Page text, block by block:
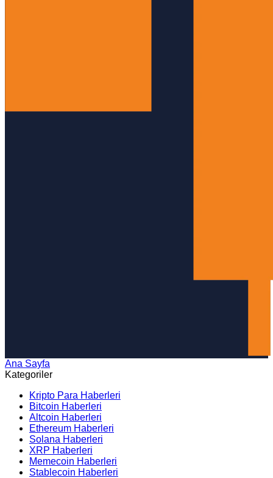
Ana Sayfa
Kategoriler
Kripto Para Haberleri
Bitcoin Haberleri
Altcoin Haberleri
Ethereum Haberleri
Solana Haberleri
XRP Haberleri
Memecoin Haberleri
Stablecoin Haberleri